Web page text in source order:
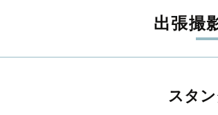
の編集技術で写真の明るさや色合いを丁寧
出張撮
スタ